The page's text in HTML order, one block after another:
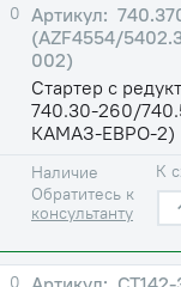
0
(AZF4554/
002)
Стартер с
740.30-260/
КАМАЗ-ЕВРО-2)
Наличие
Обратитесь к
консультанту
К
0